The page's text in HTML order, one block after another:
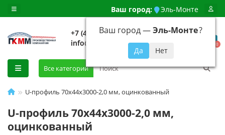
Ваш город: Эль-Монте
Ваш город —Эль-Монте?
+7 (499) 648-92-94
info@evroshtaketnikmoskva.ru
0
Все категории
U-профиль 70x44x3000-2,0 мм, оцинкованный
U-профиль 70x44x3000-2,0 мм,
оцинкованный